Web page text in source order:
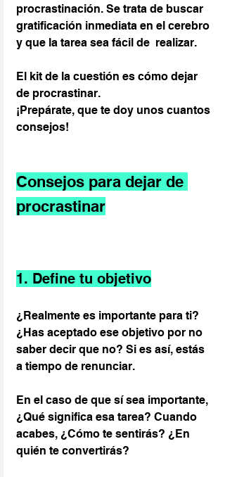
procrastinación. Se trata de buscar
gratificación inmediata en el cerebro
y que la tarea sea fácil de  realizar.
El kit de la cuestión es cómo dejar
de procrastinar.
¡Prepárate, que te doy unos cuantos
consejos!
Consejos para dejar de
procrastinar
1. Define tu objetivo
¿Realmente es importante para ti?
¿Has aceptado ese objetivo por no
saber decir que no? Si es así, estás
a tiempo de renunciar.
En el caso de que sí sea importante,
¿Qué significa esa tarea? Cuando
acabes, ¿Cómo te sentirás? ¿En
quién te convertirás?